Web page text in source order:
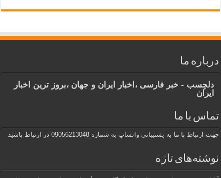
درباره ما
دلچسب - خبر فارسی ،اخبار ایران و جهان ،بروز ترین اخبار
ایران
تماس با ما
جهت ارتباط با ما به پشتیبانی واتساپ به شماره 09056213048 در ارتباط باشید
نوشته‌های تازه